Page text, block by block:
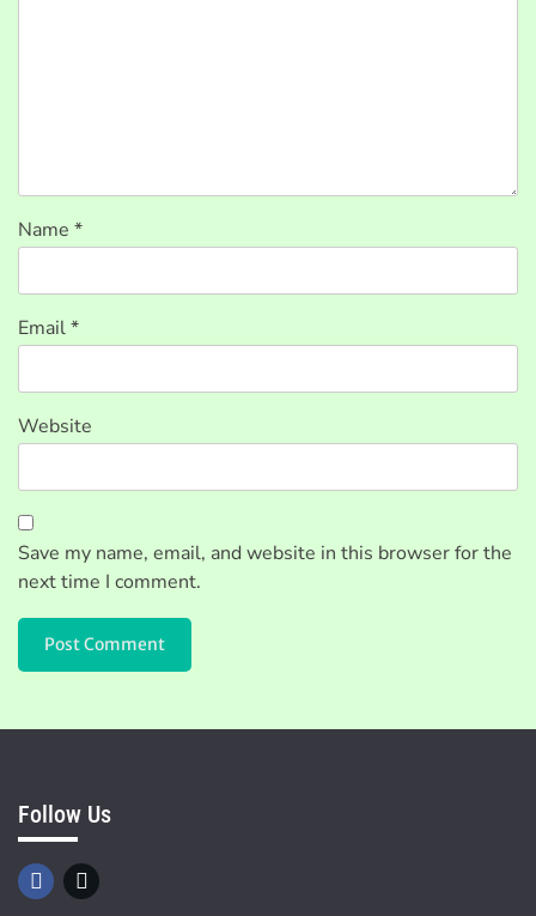
Name *
Email*
Website
Save my name, email, and website in this browser for the
next time I comment.
Follow Us